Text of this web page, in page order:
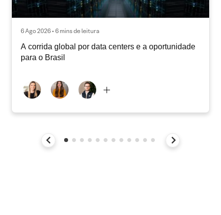
6 Ago 2026 • 6 mins de leitura
A corrida global por data centers e a oportunidade
para o Brasil